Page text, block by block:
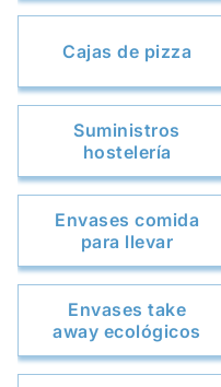
Cajas de pizza
Suministros
hostelería
Envases comida
para llevar
Envases take
away ecológicos